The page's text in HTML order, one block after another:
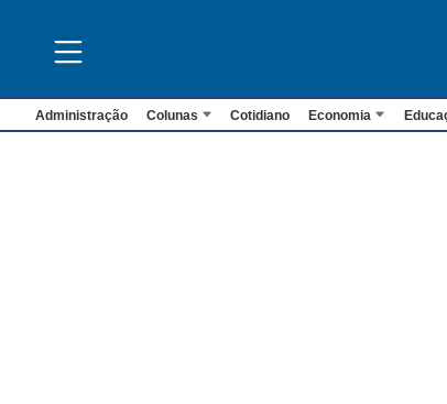
Administração Colunas Cotidiano Economia